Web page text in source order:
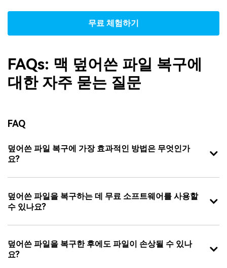
무료 체험하기
FAQs: 맥 덮어쓴 파일 복구에
대한 자주 묻는 질문
FAQ
덮어쓴 파일 복구에 가장 효과적인 방법은 무엇인가
요?
덮어쓴 파일을 복구하는 데 무료 소프트웨어를 사용할
수 있나요?
덮어쓴 파일을 복구한 후에도 파일이 손상될 수 있나
요?